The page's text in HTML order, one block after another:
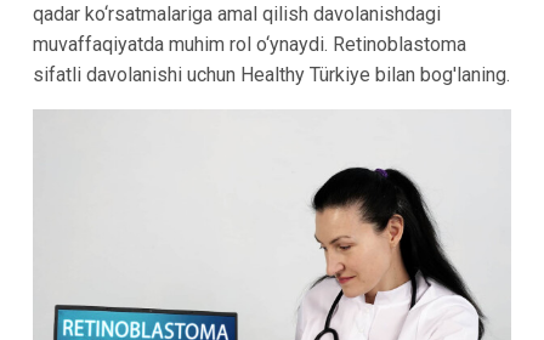
qadar ko‘rsatmalariga amal qilish davolanishdagi
muvaffaqiyatda muhim rol o‘ynaydi. Retinoblastoma
sifatli davolanishi uchun Healthy Türkiye bilan bog'laning.